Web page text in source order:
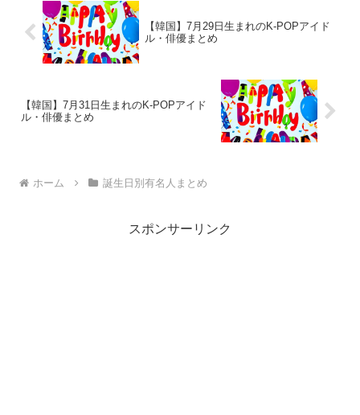
【韓国】7月29日生まれのK-POPアイド
ル・俳優まとめ
【韓国】7月31日生まれのK-POPアイド
ル・俳優まとめ
ホーム 誕生日別有名人まとめ
スポンサーリンク